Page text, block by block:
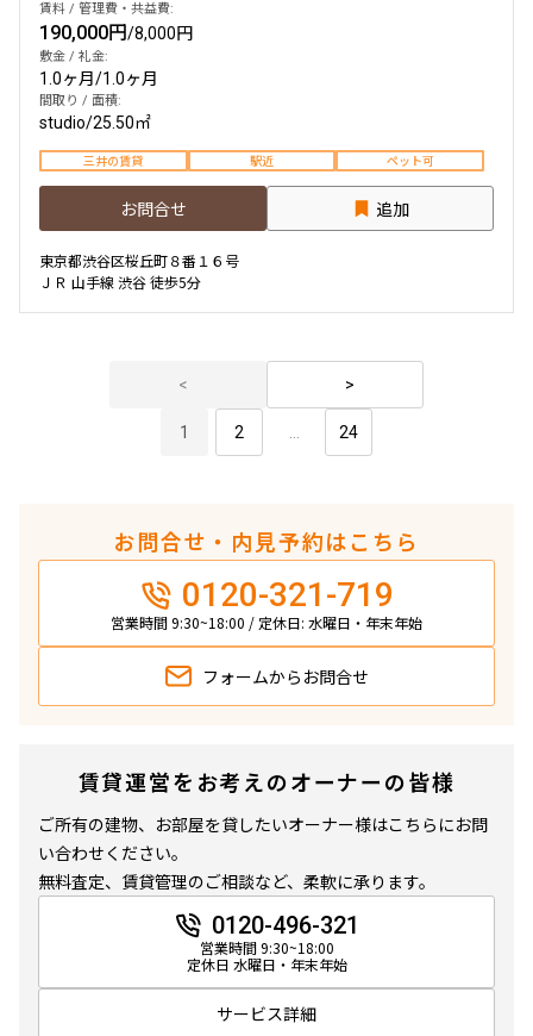
賃料 / 管理費・共益費:
190,000円/8,000円
敷金 / 礼金:
1.0ヶ月/1.0ヶ月
間取り / 面積:
studio/25.50㎡
三井の賃貸 駅近 ペット可
お問合せ 追加
東京都渋谷区桜丘町８番１６号
ＪＲ 山手線 渋谷 徒歩5分
1 2 ... 24
お問合せ・内見予約はこちら
0120-321-719
営業時間 9:30~18:00 / 定休日: 水曜日・年末年始
フォームから お問合せ
賃貸運営をお考えのオーナーの皆様
ご所有の建物、お部屋を貸したいオーナー様はこちらにお問
い合わせください。
無料査定、賃貸管理のご相談など、柔軟に承ります。
0120-496-321
営業時間 9:30~18:00
定休日 水曜日・年末年始
サービス詳細